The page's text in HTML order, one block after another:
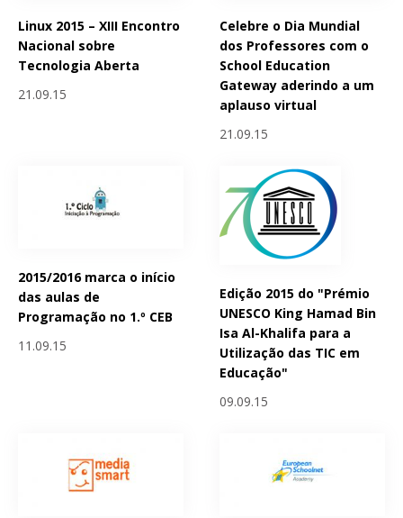
Linux 2015 – XIII Encontro
Nacional sobre
Tecnologia Aberta
21.09.15
Celebre o Dia Mundial
dos Professores com o
School Education
Gateway aderindo a um
aplauso virtual
21.09.15
2015/2016 marca o início
das aulas de
Programação no 1.º CEB
11.09.15
Edição 2015 do "Prémio
UNESCO King Hamad Bin
Isa Al-Khalifa para a
Utilização das TIC em
Educação"
09.09.15